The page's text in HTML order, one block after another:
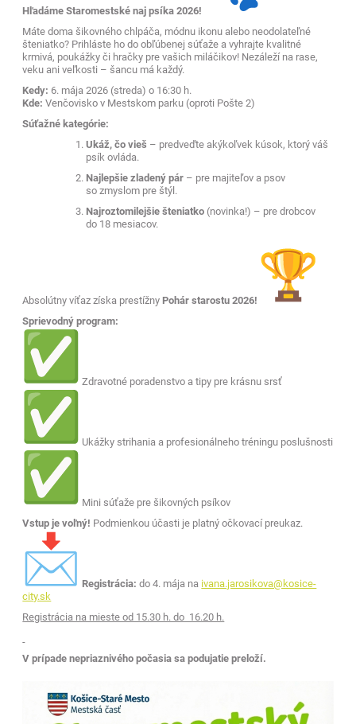
Hľadáme Staromestské naj psíka 2026!
Máte doma šikovného chlpáča, módnu ikonu alebo neodolateľné
šteniatko? Prihláste ho do obľúbenej súťaže a vyhrajte kvalitné
krmivá, poukážky či hračky pre vašich miláčikov! Nezáleží na rase,
veku ani veľkosti – šancu má každý.
Kedy: 6. mája 2026 (streda) o 16:30 h.
Kde: Venčovisko v Mestskom parku (oproti Pošte 2)
Súťažné kategórie:
Ukáž, čo vieš – predveďte akýkoľvek kúsok, ktorý váš
psík ovláda.
Najlepšie zladený pár – pre majiteľov a psov
so zmyslom pre štýl.
Najroztomilejšie šteniatko (novinka!) – pre drobcov
do 18 mesiacov.
Absolútny víťaz získa prestížny Pohár starostu 2026!
Sprievodný program:
Zdravotné poradenstvo a tipy pre krásnu srsť
Ukážky strihania a profesionálneho tréningu poslušnosti
Mini súťaže pre šikovných psíkov
Vstup je voľný! Podmienkou účasti je platný očkovací preukaz.
Registrácia: do 4. mája na ivana.jarosikova@kosice-
city.sk
Registrácia na mieste od 15.30 h. do 16.20 h.
V prípade nepriaznivého počasia sa podujatie preloží.